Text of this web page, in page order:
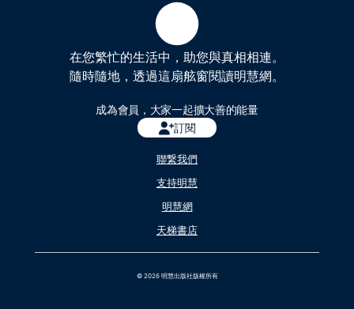
在您繁忙的生活中，助您與真相相連。
隨時隨地，透過這扇舷窗閱讀明慧網。
成為會員，大家一起擴大善的能量
訂閱
聯繋我們
支持明慧
明慧網
天梯書店
© 2026 明慧出版社版權所有